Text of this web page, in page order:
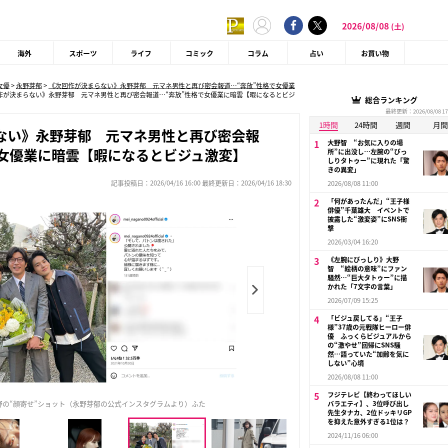
2026/08/08 (土)
海外 スポーツ ライフ コミック コラム 占い お買い物
優>永野芽郁> 《次回作が決まらない》永野芽郁 元マネ男性と再び密会報道…“奔放”性格で女優業
が決まらない》永野芽郁 元マネ男性と再び密会報道…“奔放”性格で女優業に暗雲【暇になるとビジ
い》永野芽郁 元マネ男性と再び密会報
業に暗雲【暇になるとビジュ激変】
記事投稿日：2026/04/16 16:00 最終更新日：2026/04/16 18:30
“顔寄せ”ショット（永野芽郁の公式インスタグラムより）ふた
総合ランキング
最終更新：2026/08/08
1時間 24時間 週間 月間
大野智 “お気に入りの場
所”に出没し…左腕の“びっ
しりタトゥー”に現れた「驚
きの異変」
2026/08/08 11:00
「何があったんだ」“王子様
俳優”千葉雄大 イベントで
披露した“激変姿”にSNS衝
撃
2026/03/04 16:20
《左腕にびっしり》大野
智 “絵柄の意味”にファン
騒然…“巨大タトゥー”に描
かれた「7文字の言葉」
2026/07/09 15:25
「ビジュ戻してる」“王子
様”37歳の元戦隊ヒーロー俳
優 ふっくらビジュアルから
の“激やせ”回帰にSNS騒
然…語っていた“加齢を気に
しない”心境
2026/08/08 11:00
フジテレビ【終わってほしい
バラエティ】、3位呼び出し
先生タナカ、2位ドッキリGP
を抑えた意外すぎる1位は？
2024/11/16 06:00